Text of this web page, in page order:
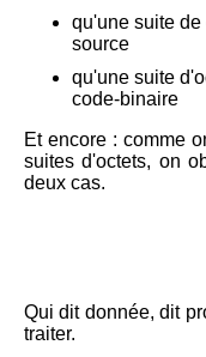
qu'une suite
source
qu'une suite
code-binaire
Et encore : comme
suites d'octets, on
deux cas.
Qui dit donnée, dit
traiter.